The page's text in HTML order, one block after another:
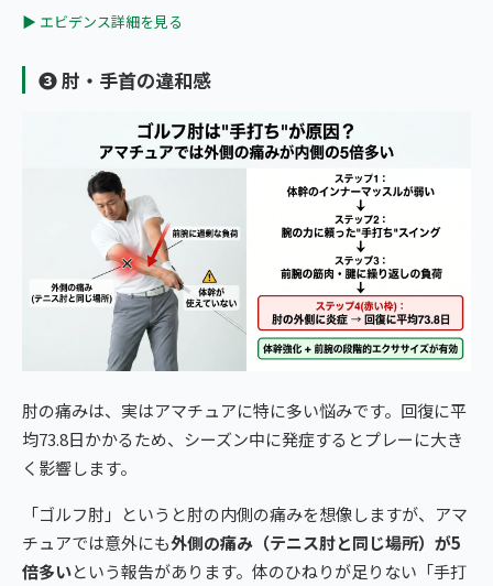
▶ エビデンス詳細を見る
❸ 肘・手首の違和感
肘の痛みは、実はアマチュアに特に多い悩みです。回復に平
均73.8日かかるため、シーズン中に発症するとプレーに大き
く影響します。
「ゴルフ肘」というと肘の内側の痛みを想像しますが、アマ
チュアでは意外にも外側の痛み（テニス肘と同じ場所）が5
倍多いという報告があります。体のひねりが足りない「手打